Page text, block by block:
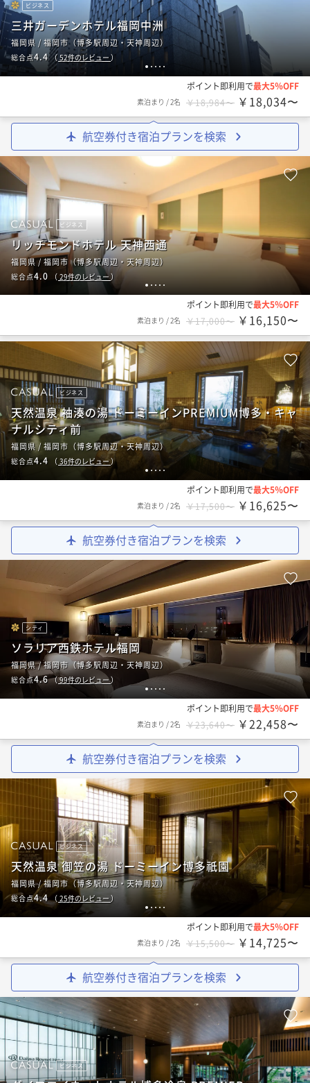
1 2 3 4 5
ビジネス
三井ガーデンホテル福岡中洲
福岡県 / 福岡市（博多駅周辺・天神周辺）
総合点4.4（52件のレビュー）
ポイント即利用で最大5％OFF
素泊まり /2名 ￥18,984〜 ￥18,034〜
航空券付き宿泊プランを検索
1 2 3 4 5
ビジネス
リッチモンドホテル 天神西通
福岡県 / 福岡市（博多駅周辺・天神周辺）
総合点4.0 （ 29件のレビュー）
ポイント即利用で最大5％OFF
素泊まり /2名 ￥17,000〜 ￥16,150〜
1 2 34 5
ビジネス
天然温泉 袖湊の湯 ドーミーインPREMIUM博多・キャ
ナルシティ前
福岡県 / 福岡市（博多駅周辺・天神周辺）
総合点4.4 （ 36件のレビュー）
ポイント即利用で最大5％OFF
素泊まり /2名 ￥17,500〜 ￥16,625〜
航空券付き宿泊プランを検索
1 2 3 4 5
シティ
ソラリア西鉄ホテル福岡
福岡県 / 福岡市（博多駅周辺・天神周辺）
総合点4.6（99件のレビュー）
ポイント即利用で最大5％OFF
素泊まり /2名 ￥23,640〜 ￥22,458〜
航空券付き宿泊プランを検索
12 34 5
ビジネス
天然温泉 御笠の湯 ドーミーイン博多祇園
福岡県 / 福岡市（博多駅周辺・天神周辺）
総合点4.4（ 25件のレビュー）
ポイント即利用で最大5％OFF
素泊まり /2名 ￥15,500〜 ￥14,725〜
航空券付き宿泊プランを検索
ビジネス